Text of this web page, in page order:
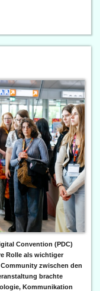
Convention (PDC)
Rolle als wichtiger
zwischen den
brachte
Kommunikation